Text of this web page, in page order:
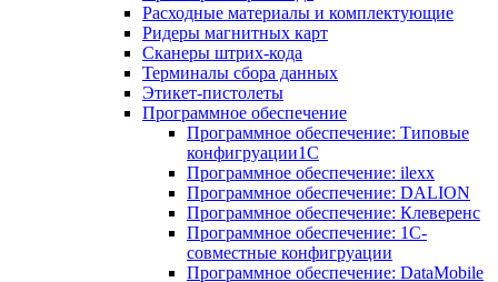
Расходные материалы и комплектующие
Ридеры магнитных карт
Сканеры штрих-кода
Терминалы сбора данных
Этикет-пистолеты
Программное обеспечение
Программное обеспечение: Типовые
конфигруации1С
Программное обеспечение: ilexx
Программное обеспечение: DALION
Программное обеспечение: Клеверенс
Программное обеспечение: 1С-
совместные конфигруации
Программное обеспечение: DataMobile